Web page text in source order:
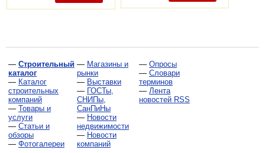
— Строительный
каталог
— Каталог
строительных
компаний
— Товары и
услуги
— Статьи и
обзоры
— Фотогалереи
— Магазины и
рынки
— Выставки
— ГОСТы,
СНИПы,
СанПиНы
— Новости
недвижимости
— Новости
компаний
— Опросы
— Словари
терминов
— Лента
новостей RSS